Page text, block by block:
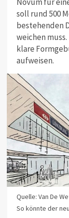
soll rund 500
bestehenden
weichen
klare
aufweisen.
Quelle: Van De
So könnte der